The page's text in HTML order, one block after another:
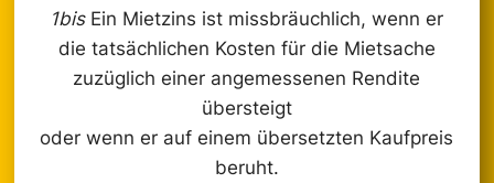
1bisEin Mietzins ist missbräuchlich, wenn er
die tatsächlichen Kosten für die Mietsache
zuzüglich einer angemessenen Rendite
übersteigt
oder wenn er auf einem übersetzten Kaufpreis
beruht.